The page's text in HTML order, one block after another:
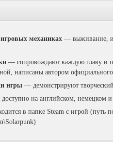
механиках — выживание,
— сопровождают каждую главу и
написаны автором
игры — демонстрируют
на английском, немецком
в папке Steam с игрой (путь